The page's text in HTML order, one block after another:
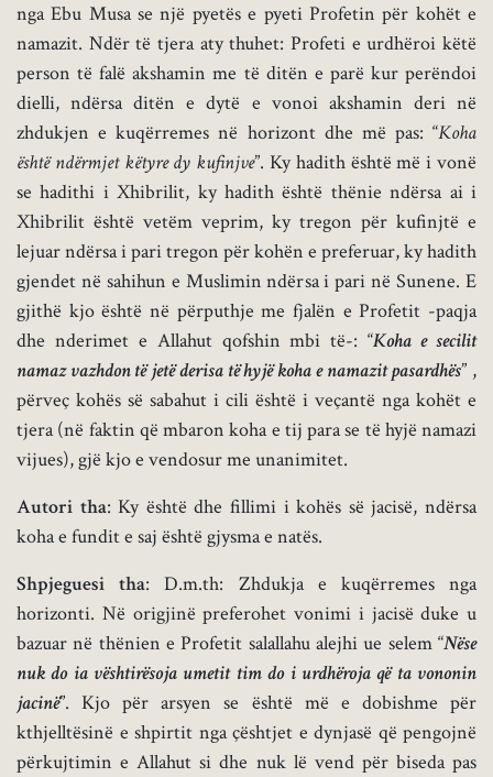
nga Ebu Musa se një pyetës e pyeti Profetin për kohët e
namazit. Ndër të tjera aty thuhet: Profeti e urdhëroi këtë
person të falë akshamin me të ditën e parë kur perëndoi
dielli, ndërsa ditën e dytë e vonoi akshamin deri në
zhdukjen e kuqërremes në horizont dhe më pas: “Koha
është ndërmjet këtyre dy kufinjve”. Ky hadith është më i vonë
se hadithi i Xhibrilit, ky hadith është thënie ndërsa ai i
Xhibrilit është vetëm veprim, ky tregon për kufinjtë e
lejuar ndërsa i pari tregon për kohën e preferuar, ky hadith
gjendet në sahihun e Muslimin ndërsa i pari në Sunene. E
gjithë kjo është në përputhje me fjalën e Profetit -paqja
dhe nderimet e Allahut qofshin mbi të-: “Koha e secilit
namaz vazhdon të jetë derisa të hyjë koha e namazit pasardhës” ,
përveç kohës së sabahut i cili është i veçantë nga kohët e
tjera (në faktin që mbaron koha e tij para se të hyjë namazi
vijues), gjë kjo e vendosur me unanimitet.
Autori tha: Ky është dhe fillimi i kohës së jacisë, ndërsa
koha e fundit e saj është gjysma e natës.
Shpjeguesi tha: D.m.th: Zhdukja e kuqërremes nga
horizonti. Në origjinë preferohet vonimi i jacisë duke u
bazuar në thënien e Profetit salallahu alejhi ue selem “Nëse
nuk do ia vështirësoja umetit tim do i urdhëroja që ta vononin
jacinë”. Kjo për arsyen se është më e dobishme për
kthjelltësinë e shpirtit nga çështjet e dynjasë që pengojnë
përkujtimin e Allahut si dhe nuk lë vend për biseda pas